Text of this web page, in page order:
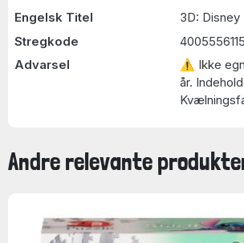
Engelsk Titel
3D:
Stregkode
Advarsel
⚠ Ikke
år.
Andre relevante